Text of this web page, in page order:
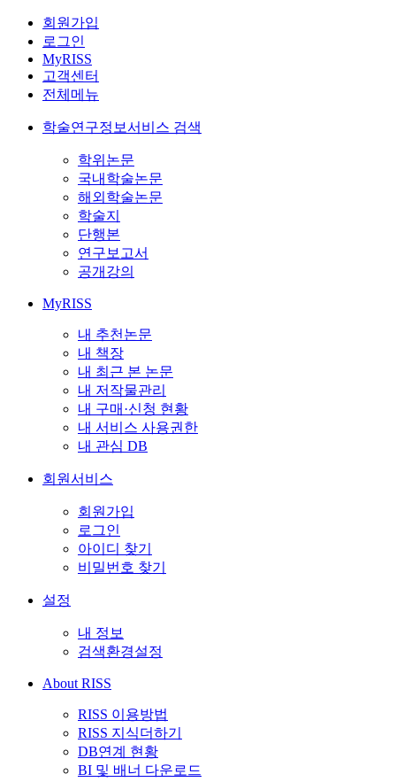
회원가입
로그인
MyRISS
고객센터
전체메뉴
학술연구정보서비스 검색
학위논문
국내학술논문
해외학술논문
학술지
단행본
연구보고서
공개강의
MyRISS
내 추천논문
내 책장
내 최근 본 논문
내 저작물관리
내 구매·신청 현황
내 서비스 사용권한
내 관심 DB
회원서비스
회원가입
로그인
아이디 찾기
비밀번호 찾기
설정
내 정보
검색환경설정
About RISS
RISS 이용방법
RISS 지식더하기
DB연계 현황
BI 및 배너 다운로드